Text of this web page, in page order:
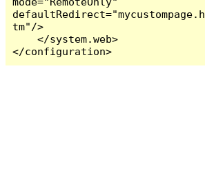
defaultRedirect="mycustompage.h
tm"/>
    </system.web>
</configuration>